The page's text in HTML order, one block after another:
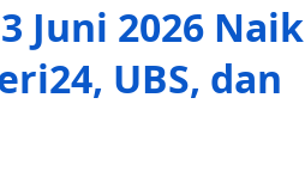
Juni 2026 Naik
UBS, dan